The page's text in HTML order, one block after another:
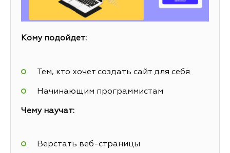
Кому подойдет:
Тем, кто хочет создать сайт для себя
Начинающим программистам
Чему научат:
Верстать веб-страницы